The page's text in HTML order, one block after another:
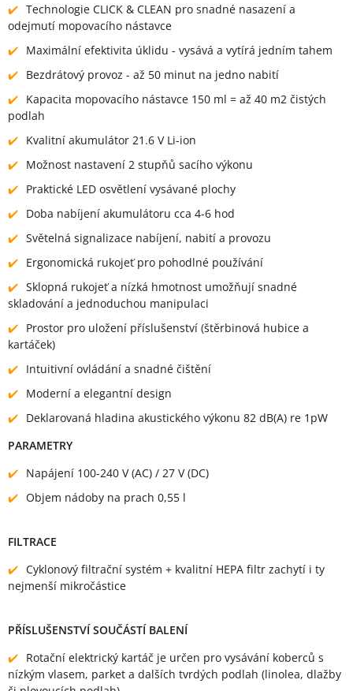
Technologie CLICK & CLEAN pro snadné nasazení a
odejmutí mopovacího nástavce
Maximální efektivita úklidu - vysává a vytírá jedním tahem
Bezdrátový provoz - až 50 minut na jedno nabití
Kapacita mopovacího nástavce 150 ml = až 40 m2 čistých
podlah
Kvalitní akumulátor 21.6 V Li-ion
Možnost nastavení 2 stupňů sacího výkonu
Praktické LED osvětlení vysávané plochy
Doba nabíjení akumulátoru cca 4-6 hod
Světelná signalizace nabíjení, nabití a provozu
Ergonomická rukojeť pro pohodlné používání
Sklopná rukojeť a nízká hmotnost umožňují snadné
skladování a jednoduchou manipulaci
Prostor pro uložení příslušenství (štěrbinová hubice a
kartáček)
Intuitivní ovládání a snadné čištění
Moderní a elegantní design
Deklarovaná hladina akustického výkonu 82 dB(A) re 1pW
PARAMETRY
Napájení 100-240 V (AC) / 27 V (DC)
Objem nádoby na prach 0,55 l
FILTRACE
Cyklonový filtrační systém + kvalitní HEPA filtr zachytí i ty
nejmenší mikročástice
PŘÍSLUŠENSTVÍ SOUČÁSTÍ BALENÍ
Rotační elektrický kartáč je určen pro vysávání koberců s
nízkým vlasem, parket a dalších tvrdých podlah (linolea, dlažby